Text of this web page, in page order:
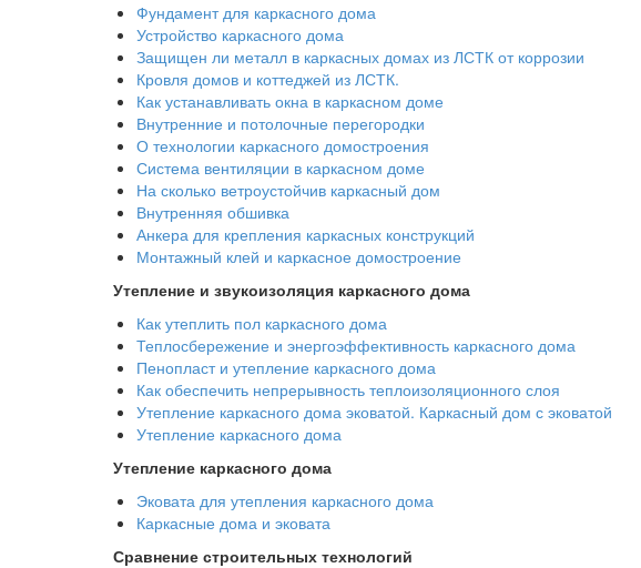
Фундамент для каркасного дома
Устройство каркасного дома
Защищен ли металл в каркасных домах из ЛСТК от коррозии
Кровля домов и коттеджей из ЛСТК.
Как устанавливать окна в каркасном доме
Внутренние и потолочные перегородки
О технологии каркасного домостроения
Система вентиляции в каркасном доме
На сколько ветроустойчив каркасный дом
Внутренняя обшивка
Анкера для крепления каркасных конструкций
Монтажный клей и каркасное домостроение
Утепление и звукоизоляция каркасного дома
Как утеплить пол каркасного дома
Теплосбережение и энергоэффективность каркасного дома
Пенопласт и утепление каркасного дома
Как обеспечить непрерывность теплоизоляционного слоя
Утепление каркасного дома эковатой. Каркасный дом с эковатой
Утепление каркасного дома
Утепление каркасного дома
Эковата для утепления каркасного дома
Каркасные дома и эковата
Сравнение строительных технологий